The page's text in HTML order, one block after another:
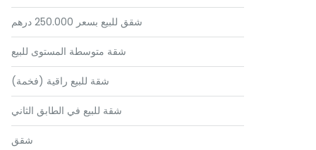
شقق للبيع بسعر 250.000 درهم
شقة متوسطة المستوى للبيع
شقة للبيع راقية (فخمة)
شقة للبيع في الطابق الثاني
شقق